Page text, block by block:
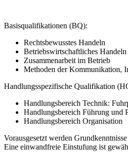
Basisqualifikationen (BQ):
Rechtsbewusstes Handeln
Betriebswirtschaftliches Handeln
Zusammenarbeit im Betrieb
Methoden der Kommunikation,
Handlungsspezifische Qualifikation
Handlungsbereich Technik:
Handlungsbereich Führung und
Handlungsbereich Organisation
Vorausgesetzt werden
Eine einwandfreie Einstufung ist